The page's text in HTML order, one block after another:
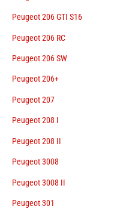
Peugeot 206 GTI S16
Peugeot 206 RC
Peugeot 206 SW
Peugeot 206+
Peugeot 207
Peugeot 208 I
Peugeot 208 II
Peugeot 3008
Peugeot 3008 II
Peugeot 301